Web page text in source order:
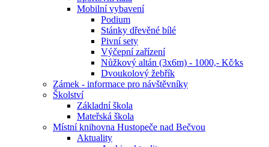
Mobilní vybavení
Podium
Stánky dřevěné bílé
Pivní sety
Výčepní zařízení
Nůžkový altán (3x6m) - 1000,- Kč⁄ks
Dvoukolový žebřík
Zámek - informace pro návštěvníky
Školství
Základní škola
Mateřská škola
Místní knihovna Hustopeče nad Bečvou
Aktuality